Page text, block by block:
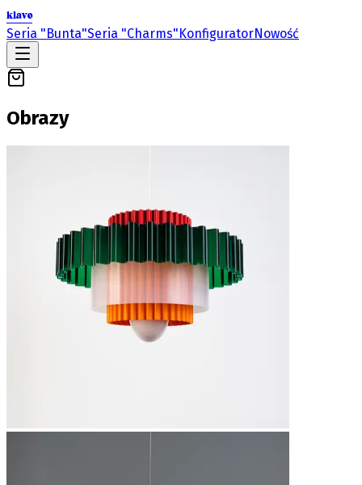
klavo
Seria "Bunta"Seria "Charms"KonfiguratorNowość
Obrazy